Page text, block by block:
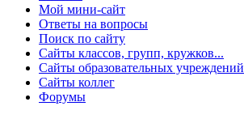
Мой мини-сайт
Ответы на вопросы
Поиск по сайту
Сайты классов, групп, кружков...
Сайты образовательных учреждений
Сайты коллег
Форумы